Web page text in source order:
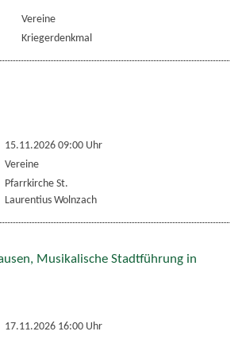
Vereine
Kriegerdenkmal
15.11.2026 09:00 Uhr
Vereine
Pfarrkirche St.
Laurentius Wolnzach
Musikalische Stadtführung in
17.11.2026 16:00 Uhr